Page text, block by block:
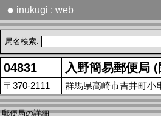
● inukugi : web
局名検索:
04831 入野簡易郵便局
〒370-2111 群馬県高崎市吉井町小
郵便局の詳細